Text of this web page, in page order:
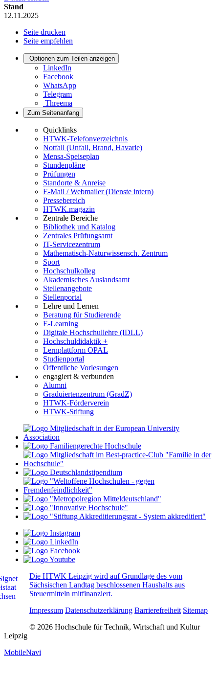
Stand
12.11.2025
Seite drucken
Seite empfehlen
Optionen zum Teilen anzeigen
LinkedIn
Facebook
WhatsApp
Telegram
Threema
Zum Seitenanfang
Quicklinks
HTWK-Telefonverzeichnis
Notfall (Unfall, Brand, Havarie)
Mensa-Speiseplan
Stundenpläne
Prüfungen
Standorte & Anreise
E-Mail / Webmailer (Dienste intern)
Pressebereich
HTWK.magazin
Zentrale Bereiche
Bibliothek und Katalog
Zentrales Prüfungsamt
IT-Servicezentrum
Mathematisch-Naturwissensch. Zentrum
Sport
Hochschulkolleg
Akademisches Auslandsamt
Stellenangebote
Stellenportal
Lehre und Lernen
Beratung für Studierende
E-Learning
Digitale Hochschullehre (IDLL)
Hochschuldidaktik +
Lernplattform OPAL
Studienportal
Öffentliche Vorlesungen
engagiert & verbunden
Alumni
Graduiertenzentrum (GradZ)
HTWK-Förderverein
HTWK-Stiftung
Die HTWK Leipzig wird auf Grundlage des vom
Sächsischen Landtag beschlossenen Haushalts aus
Steuermitteln mitfinanziert.
Impressum Datenschutzerklärung Barrierefreiheit Sitemap
© 2026 Hochschule für Technik, Wirtschaft und Kultur
Leipzig
MobileNavi